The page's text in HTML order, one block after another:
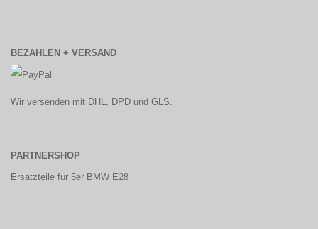
BEZAHLEN + VERSAND
Wir versenden mit DHL, DPD und GLS.
PARTNERSHOP
Ersatzteile für 5er BMW E28